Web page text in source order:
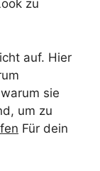
zu
auf. Hier
sie
um zu
Für dein